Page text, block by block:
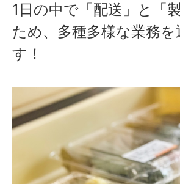
1日の中で「配送」と「
ため、多種多様な業務を
す！